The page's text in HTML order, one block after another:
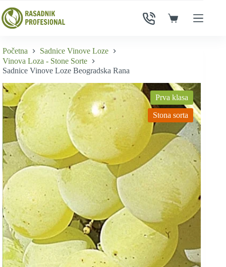
to
content
Shopping
Početna
Sadnice Vinove Loze
Vinova Loza - Stone Sorte
Sadnice Vinove Loze Beogradska Rana
Prva klasa
Stona sorta